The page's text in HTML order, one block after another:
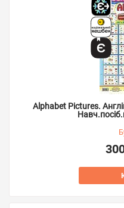
Alphabet Pictures.